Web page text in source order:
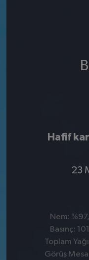
Hafif
23
Nem:
Basınç:
Toplam
Görüş